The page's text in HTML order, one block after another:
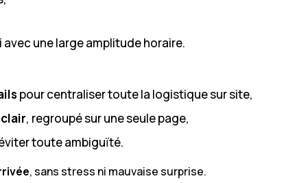
une large amplitude horaire.
pour centraliser toute la logistique sur site,
, regroupé sur une seule page,
toute ambiguïté.
, sans stress ni mauvaise surprise.